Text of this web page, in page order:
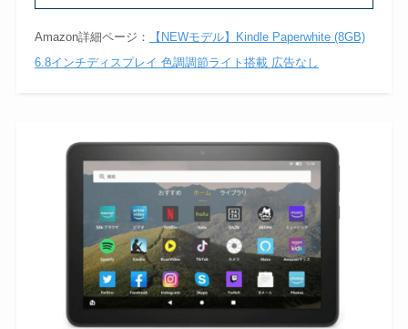
Amazon詳細ページ：
【NEWモデル】Kindle Paperwhite (8GB)
6.8インチディスプレイ 色調調節ライト搭載 広告なし